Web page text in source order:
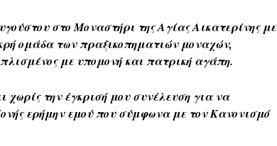
στο Μοναστήρι της Αγίας Αικατερίνης με
ομάδα των πραξικοπηματιών μοναχών,
με υπομονή και πατρική αγάπη.
την έγκρισή μου συνέλευση για να
ερήμην εμού που σύμφωνα με τον Κανονισμό